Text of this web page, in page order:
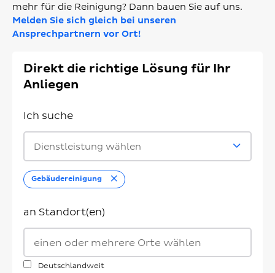
mehr für die Reinigung? Dann bauen Sie auf uns.
Melden Sie sich gleich bei unseren
Ansprechpartnern vor Ort!
Direkt die richtige Lösung für Ihr
Anliegen
Ich suche
Dienstleistung wählen
Gebäudereinigung Entfernen
an Standort(en)
Deutschlandweit